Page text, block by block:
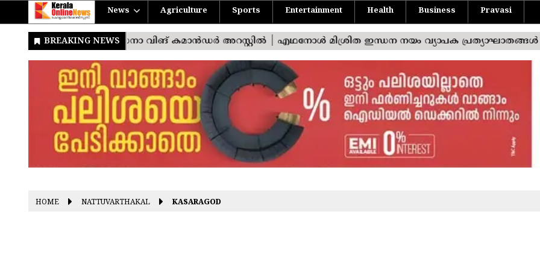
News Agriculture Sports Entertainment Health Business Pravasi
HOME NATTUVARTHAKAL KASARAGOD